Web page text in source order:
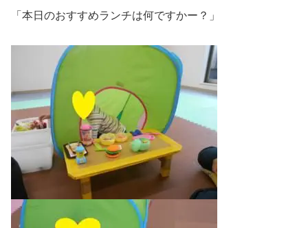
「本日のおすすめランチは何ですかー？」